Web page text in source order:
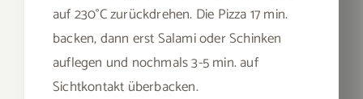
auf 230°C zurückdrehen. Die Pizza 17 min.
backen, dann erst Salami oder Schinken
auflegen und nochmals 3-5 min. auf
Sichtkontakt überbacken.